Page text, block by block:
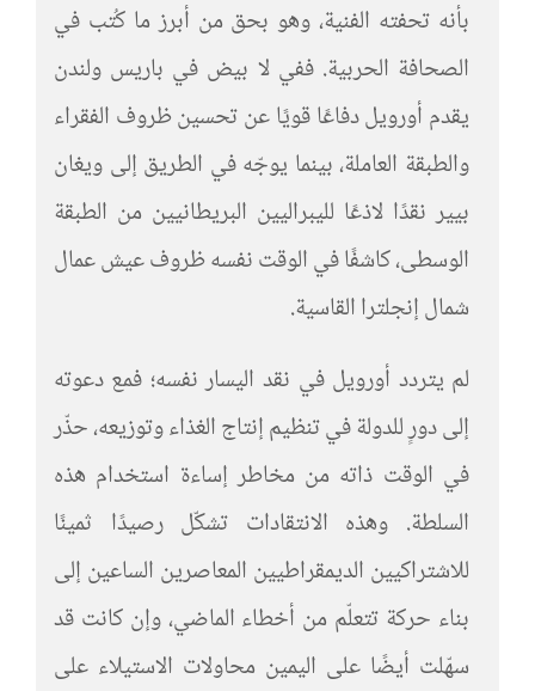
بأنه تحفته الفنية، وهو بحق من أبرز ما كُتب في
الصحافة الحربية. ففي لا بيض في باريس ولندن
يقدم أورويل دفاعًا قويًا عن تحسين ظروف الفقراء
والطبقة العاملة، بينما يوجّه في الطريق إلى ويغان
بيير نقدًا لاذعًا لليبراليين البريطانيين من الطبقة
الوسطى، كاشفًا في الوقت نفسه ظروف عيش عمال
شمال إنجلترا القاسية.
لم يتردد أورويل في نقد اليسار نفسه؛ فمع دعوته
إلى دورٍ للدولة في تنظيم إنتاج الغذاء وتوزيعه، حذّر
في الوقت ذاته من مخاطر إساءة استخدام هذه
السلطة. وهذه الانتقادات تشكّل رصيدًا ثمينًا
للاشتراكيين الديمقراطيين المعاصرين الساعين إلى
بناء حركة تتعلّم من أخطاء الماضي، وإن كانت قد
سهّلت أيضًا على اليمين محاولات الاستيلاء على